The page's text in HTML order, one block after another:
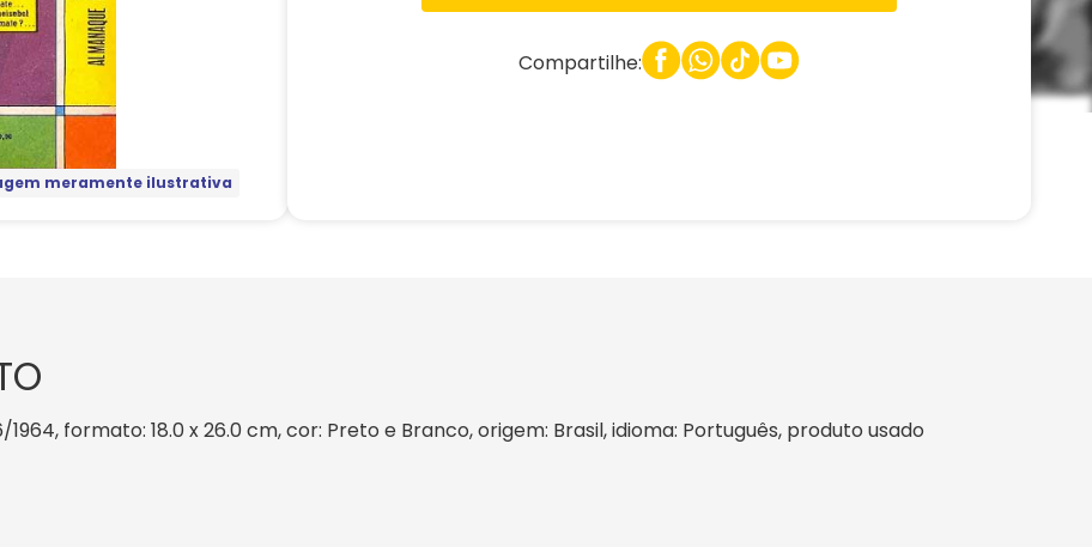
meramente ilustrativa
Compartilhe:
formato: 18.0 x 26.0 cm, cor: Preto e Branco, origem: Brasil, idioma: Português, produto usado